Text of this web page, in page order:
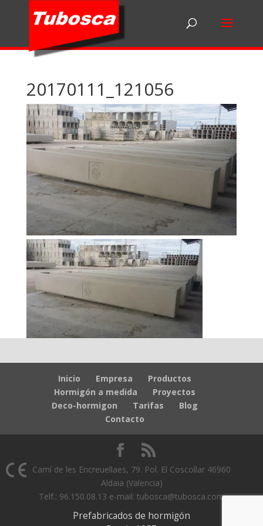
20170111_121056
Inicio Empresa
Productos
Hormigón a medida
Proyectos
Deco-hormigon
Tarifas
Blog
Contacto
Camí de les Encreuellaes, 79. Pol. El Coscollar 46960
Aldaia (Valencia)
Telf.: 96.150.08.13 e-mail: tubosca@tubosca.com
Prefabricados de hormigón